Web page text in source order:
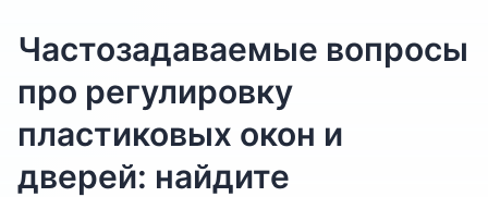
Частозадаваемые вопросы
про регулировку
пластиковых окон и
дверей: найдите